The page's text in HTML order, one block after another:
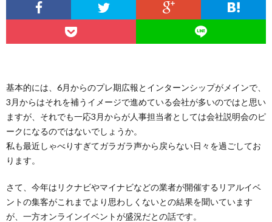
基本的には、6月からのプレ期広報とインターンシップがメインで、
3月からはそれを補うイメージで進めている会社が多いのではと思い
ますが、それでも一応3月からが人事担当者としては会社説明会のピ
ークになるのではないでしょうか。
私も最近しゃべりすぎてガラガラ声から戻らない日々を過ごしてお
ります。
さて、今年はリクナビやマイナビなどの業者が開催するリアルイベ
ントの集客がこれまでより思わしくないとの結果を聞いています
が、一方オンラインイベントが盛況だとの話です。